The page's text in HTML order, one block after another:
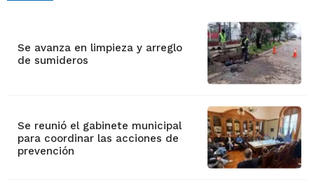
Se avanza en limpieza y arreglo
de sumideros
Se reunió el gabinete municipal
para coordinar las acciones de
prevención